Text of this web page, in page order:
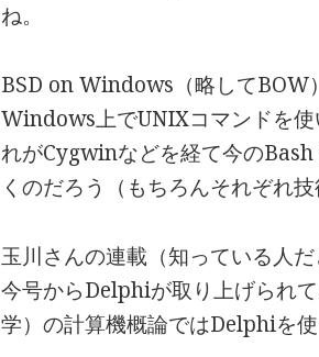
ね。
BSD on Windows（略してBOW
Windows上でUNIXコマンドを使
れがCygwinなどを経て今の
くのだろう（もちろんそれぞれ
玉川さんの連載（知っている人
今号からDelphiが取り上げられ
学）の計算機概論ではDelphiを使